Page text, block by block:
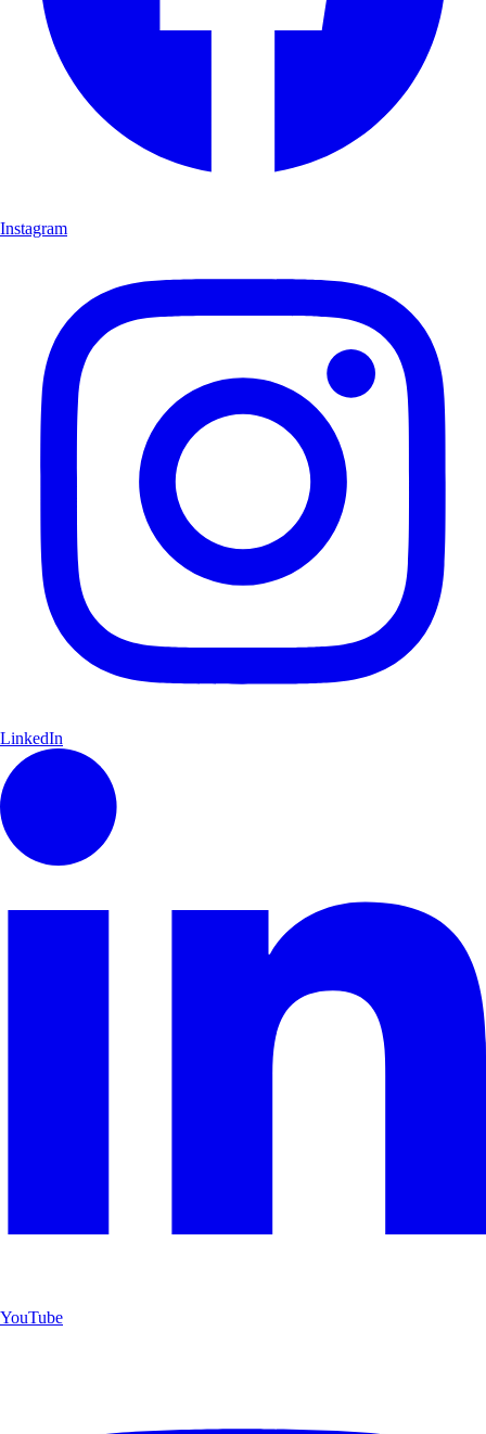
Instagram
LinkedIn
YouTube